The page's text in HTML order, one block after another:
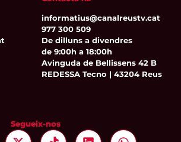
informatius@canalreustv.cat
977 300 509
De dilluns a divendres
de 9:00h a 18:00h
Avinguda de Bellissens 42 B
REDESSA Tecno | 43204 Reus
Segueix-nos